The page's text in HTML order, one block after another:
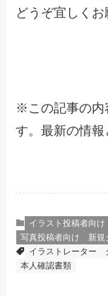
どうぞ宜しくお
※ この記事の
す。最新の情報
イラスト投稿者向け
写真投稿者向け
新規
イラストレーター
本人確認書類